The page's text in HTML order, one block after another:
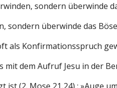
sondern überwinde
sondern überwinde das
als Konfirmationsspruch
mit dem Aufruf Jesu in der